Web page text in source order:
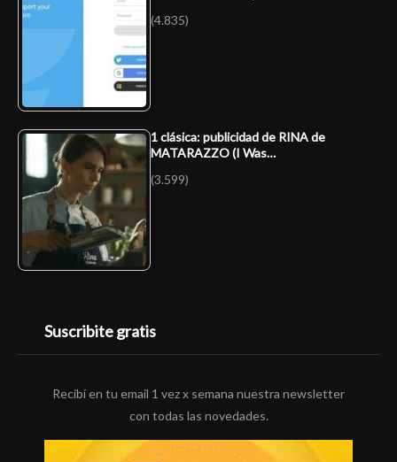
(4.835)
1 clásica: publicidad de RINA de
MATARAZZO (I Was…
(3.599)
Suscribite gratis
Recibí en tu email 1 vez x semana nuestra newsletter
con todas las novedades.